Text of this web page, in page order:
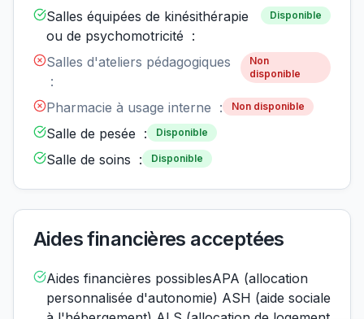
Salles équipées de kinésithérapie
ou de psychomotricité :
Disponible
Salles d'ateliers pédagogiques
:
Non
disponible
Pharmacie à usage interne : Non disponible
Salle de pesée : Disponible
Salle de soins : Disponible
Aides financières acceptées
Aides financières possiblesAPA (allocation
personnalisée d'autonomie) ASH (aide sociale